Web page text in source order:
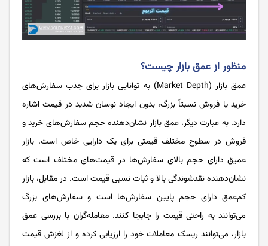
منظور از عمق بازار چیست؟
عمق بازار (Market Depth) به توانایی بازار برای جذب سفارش‌های
خرید یا فروش نسبتاً بزرگ، بدون ایجاد نوسان شدید در قیمت اشاره
دارد. به عبارت دیگر، عمق بازار نشان‌دهنده حجم سفارش‌های خرید و
فروش در سطوح مختلف قیمتی برای یک دارایی خاص است. بازار
عمیق دارای حجم بالای سفارش‌ها در قیمت‌های مختلف است که
نشان‌دهنده نقدشوندگی بالا و ثبات نسبی قیمت است. در مقابل، بازار
کم‌عمق دارای حجم پایین سفارش‌ها است و سفارش‌های بزرگ
می‌توانند به راحتی قیمت را جابجا کنند. معامله‌گران با بررسی عمق
بازار، می‌توانند ریسک معاملات خود را ارزیابی کرده و از لغزش قیمت